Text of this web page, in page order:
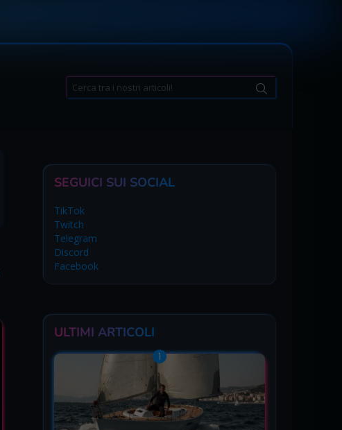
Search
for:
SEGUICI SUI SOCIAL
TikTok
Twitch
Telegram
Discord
Facebook
ULTIMI ARTICOLI